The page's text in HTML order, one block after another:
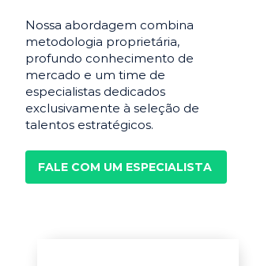
Nossa abordagem combina
metodologia proprietária,
profundo conhecimento de
mercado e um time de
especialistas dedicados
exclusivamente à seleção de
talentos estratégicos.
FALE COM UM ESPECIALISTA